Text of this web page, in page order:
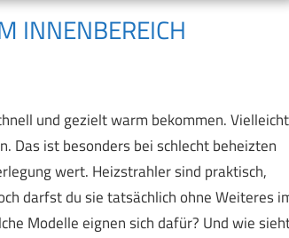
INNENBEREICH
und gezielt warm bekommen. Vielleicht
Das ist besonders bei schlecht beheizten
wert. Heizstrahler sind praktisch,
darfst du sie tatsächlich ohne Weiteres
Modelle eignen sich dafür? Und wie